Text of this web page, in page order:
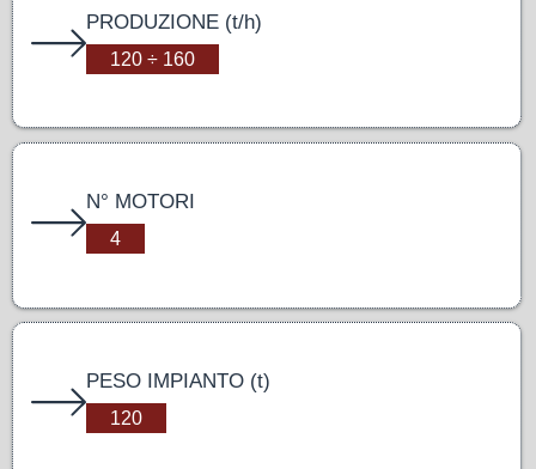
PRODUZIONE (t/h)
120 ÷ 160
N° MOTORI
4
PESO IMPIANTO (t)
120